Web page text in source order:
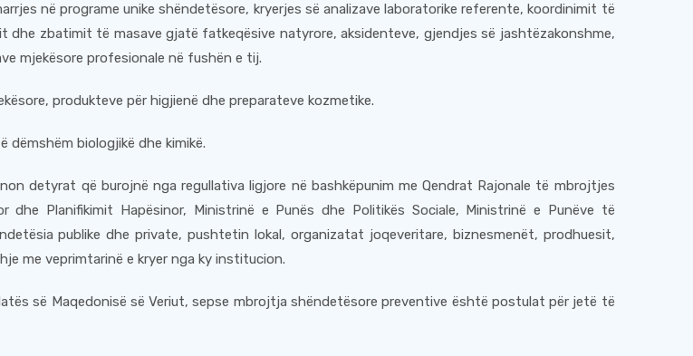
në programe unike shëndetësore, kryerjes së analizave laboratorike referente, koordinimit të
dhe zbatimit të masave gjatë fatkeqësive natyrore, aksidenteve, gjendjes së jashtëzakonshme,
mjekësore profesionale në fushën e tij.
produkteve për higjienë dhe preparateve kozmetike.
biologjikë dhe kimikë.
detyrat që burojnë nga regullativa ligjore në bashkëpunim me Qendrat Rajonale të mbrojtjes
Planifikimit Hapësinor, Ministrinë e Punës dhe Politikës Sociale, Ministrinë e Punëve të
publike dhe private, pushtetin lokal, organizatat joqeveritare, biznesmenët, prodhuesit,
me veprimtarinë e kryer nga ky institucion.
së Maqedonisë së Veriut, sepse mbrojtja shëndetësore preventive është postulat për jetë të